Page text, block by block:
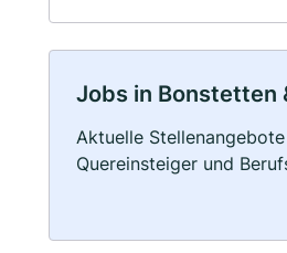
Jobs in Bonstetten
Aktuelle
Quereinsteiger und